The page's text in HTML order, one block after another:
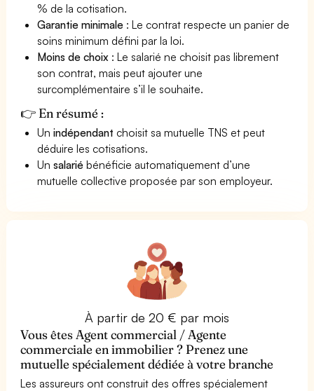
% de la cotisation.
Garantie minimale : Le contrat respecte un panier de
soins minimum défini par la loi.
Moins de choix : Le salarié ne choisit pas librement
son contrat, mais peut ajouter une
surcomplémentaire s’il le souhaite.
👉 En résumé :
Unindépendant choisit sa mutuelle TNS et peut
déduire les cotisations.
Unsalarié bénéficie automatiquement d’une
mutuelle collective proposée par son employeur.
À partir de 20 € par mois
Vous êtes Agent commercial / Agente
commerciale en immobilier ? Prenez une
mutuelle spécialement dédiée à votre branche
Les assureurs ont construit des offres spécialement